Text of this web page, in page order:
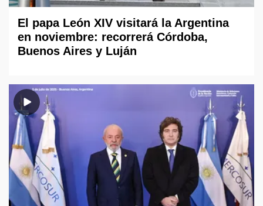
El papa León XIV visitará la Argentina
en noviembre: recorrerá Córdoba,
Buenos Aires y Luján